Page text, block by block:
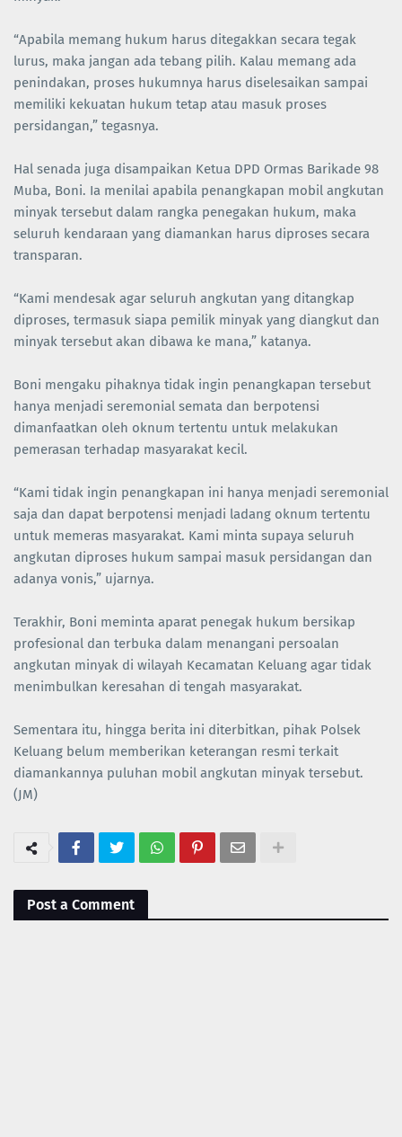
“Apabila memang hukum harus ditegakkan secara tegak
lurus, maka jangan ada tebang pilih. Kalau memang ada
penindakan, proses hukumnya harus diselesaikan sampai
memiliki kekuatan hukum tetap atau masuk proses
persidangan,” tegasnya.
Hal senada juga disampaikan Ketua DPD Ormas Barikade 98
Muba, Boni. Ia menilai apabila penangkapan mobil angkutan
minyak tersebut dalam rangka penegakan hukum, maka
seluruh kendaraan yang diamankan harus diproses secara
transparan.
“Kami mendesak agar seluruh angkutan yang ditangkap
diproses, termasuk siapa pemilik minyak yang diangkut dan
minyak tersebut akan dibawa ke mana,” katanya.
Boni mengaku pihaknya tidak ingin penangkapan tersebut
hanya menjadi seremonial semata dan berpotensi
dimanfaatkan oleh oknum tertentu untuk melakukan
pemerasan terhadap masyarakat kecil.
“Kami tidak ingin penangkapan ini hanya menjadi seremonial
saja dan dapat berpotensi menjadi ladang oknum tertentu
untuk memeras masyarakat. Kami minta supaya seluruh
angkutan diproses hukum sampai masuk persidangan dan
adanya vonis,” ujarnya.
Terakhir, Boni meminta aparat penegak hukum bersikap
profesional dan terbuka dalam menangani persoalan
angkutan minyak di wilayah Kecamatan Keluang agar tidak
menimbulkan keresahan di tengah masyarakat.
Sementara itu, hingga berita ini diterbitkan, pihak Polsek
Keluang belum memberikan keterangan resmi terkait
diamankannya puluhan mobil angkutan minyak tersebut.
(JM)
Post a Comment